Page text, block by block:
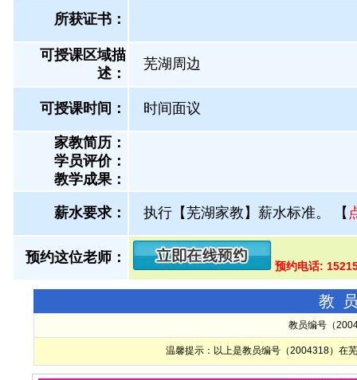
所获证书 ：
可授课区域描
述：
芜湖周边
可授课时间： 时间面议
家教简历：
学员评价：
教学成果：
薪水要求： 执行【芜湖家教】薪水标准。 【
预约这位老师：
预约电话:
教
教员编号（
温馨提示：以上是教员编号（2004318）在